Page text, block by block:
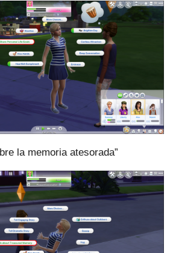
la memoria atesorada”